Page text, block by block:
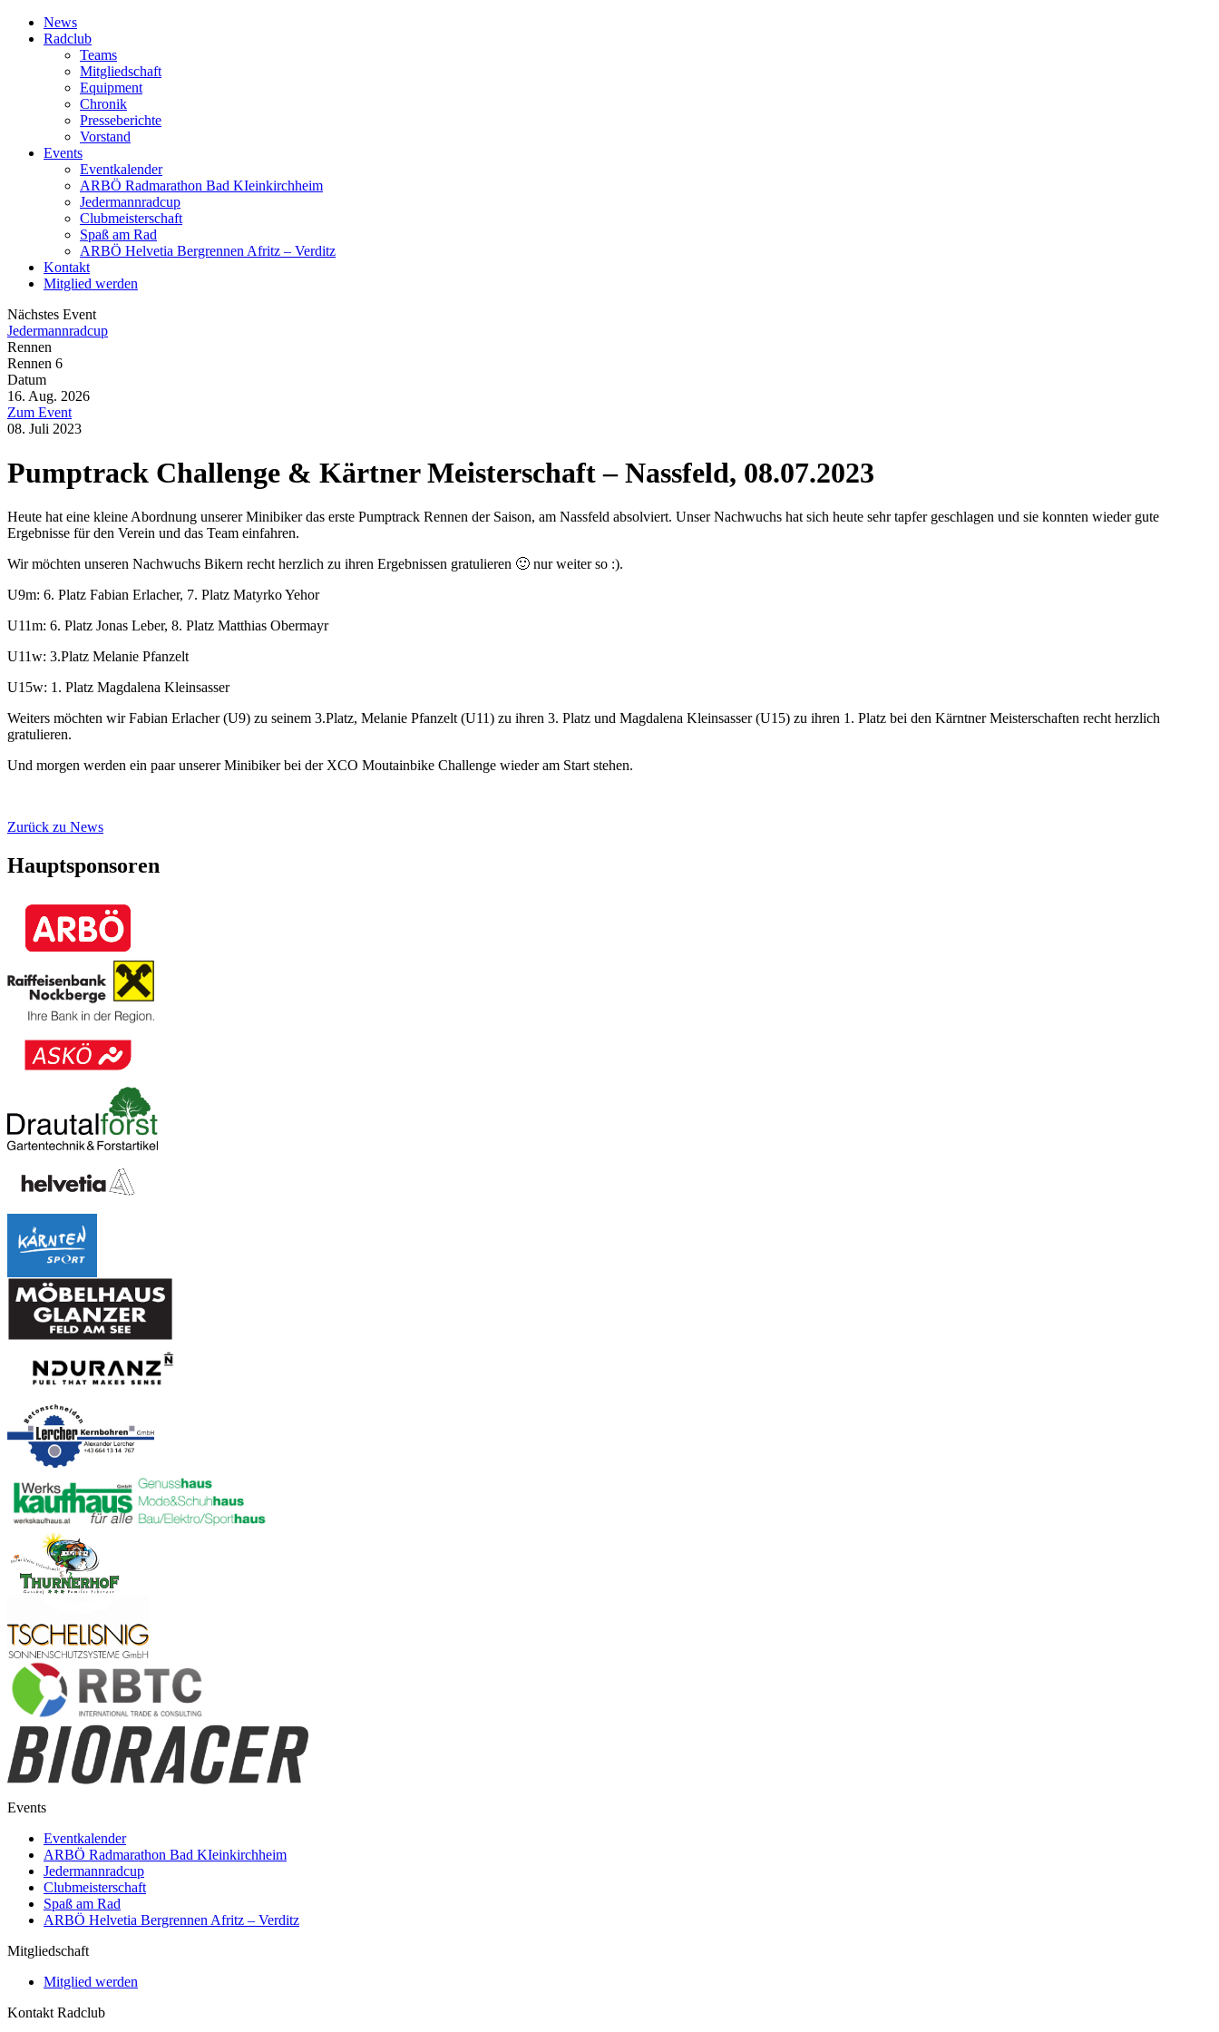
News
Radclub
Teams
Mitgliedschaft
Equipment
Chronik
Presseberichte
Vorstand
Events
Eventkalender
ARBÖ Radmarathon Bad KIeinkirchheim
Jedermannradcup
Clubmeisterschaft
Spaß am Rad
ARBÖ Helvetia Bergrennen Afritz – Verditz
Kontakt
Mitglied werden
Nächstes Event
Jedermannradcup
Rennen
Rennen 6
Datum
16. Aug. 2026
Zum Event
08. Juli 2023
Pumptrack Challenge & Kärtner Meisterschaft – Nassfeld, 08.07.2023
Heute hat eine kleine Abordnung unserer Minibiker das erste Pumptrack Rennen der Saison, am Nassfeld absolviert. Unser Nachwuchs hat sich heute sehr tapfer geschlagen und sie konnten wieder gute
Ergebnisse für den Verein und das Team einfahren.
Wir möchten unseren Nachwuchs Bikern recht herzlich zu ihren Ergebnissen gratulieren 🙂 nur weiter so :).
U9m: 6. Platz Fabian Erlacher, 7. Platz Matyrko Yehor
U11m: 6. Platz Jonas Leber, 8. Platz Matthias Obermayr
U11w: 3.Platz Melanie Pfanzelt
U15w: 1. Platz Magdalena Kleinsasser
Weiters möchten wir Fabian Erlacher (U9) zu seinem 3.Platz, Melanie Pfanzelt (U11) zu ihren 3. Platz und Magdalena Kleinsasser (U15) zu ihren 1. Platz bei den Kärntner Meisterschaften recht herzlich
gratulieren.
Und morgen werden ein paar unserer Minibiker bei der XCO Moutainbike Challenge wieder am Start stehen.
Zurück zu News
Hauptsponsoren
Events
Eventkalender
ARBÖ Radmarathon Bad KIeinkirchheim
Jedermannradcup
Clubmeisterschaft
Spaß am Rad
ARBÖ Helvetia Bergrennen Afritz – Verditz
Mitgliedschaft
Mitglied werden
Kontakt Radclub